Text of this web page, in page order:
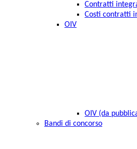
Contratti
Costi contratti
OIV
OIV (da
Bandi di concorso